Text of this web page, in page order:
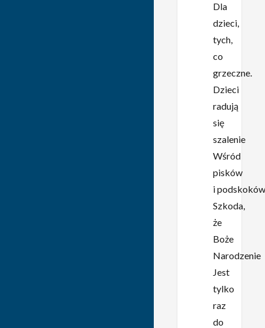
Dla
dzieci,
tych,
co
grzeczne.
Dzieci
radują
się
szalenie
Wśród
pisków
i
Szkoda,
że
Boże
Narodzenie
Jest
tylko
raz
do